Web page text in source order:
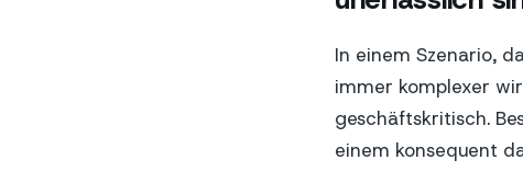
In einem Szenario,
immer komplexer
geschäftskritisch.
einem konsequent